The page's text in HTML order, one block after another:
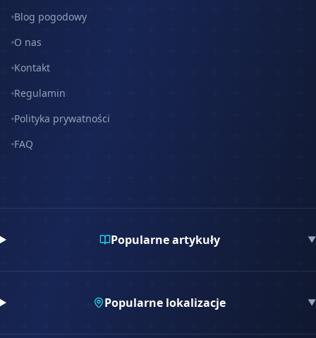
Blog pogodowy
O nas
Kontakt
Regulamin
Polityka prywatności
FAQ
Popularne artykuły ▼
Popularne lokalizacje ▼